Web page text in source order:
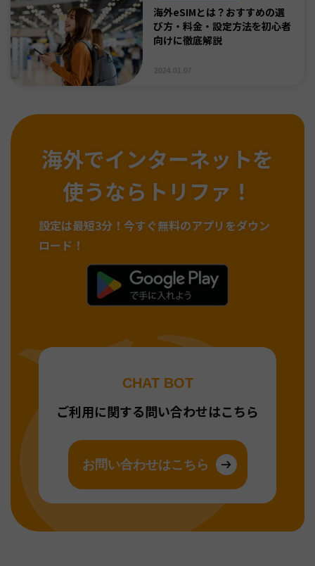
海外eSIMとは？おすすめの選
び方・料金・設定方法を初心者
向けに徹底解説
海外でインターネットを
使うならトリファ！
設定は最短3分！ 今すぐ無料のアプリをダウン
ロード！
CHAT BOT
ご利用に関する問い合わせはこちら
お問い合わせはこちら